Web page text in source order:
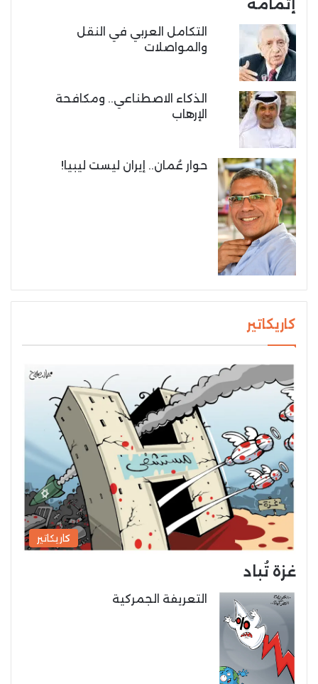
إتمامه
التكامل العربي في النقل
والمواصلات
الذكاء الاصطناعي.. ومكافحة
الإرهاب
حوار عُمان.. إيران ليست ليبيا!
كاريكاتير
كاريكاتير
غزة تُباد
التعريفة الجمركية